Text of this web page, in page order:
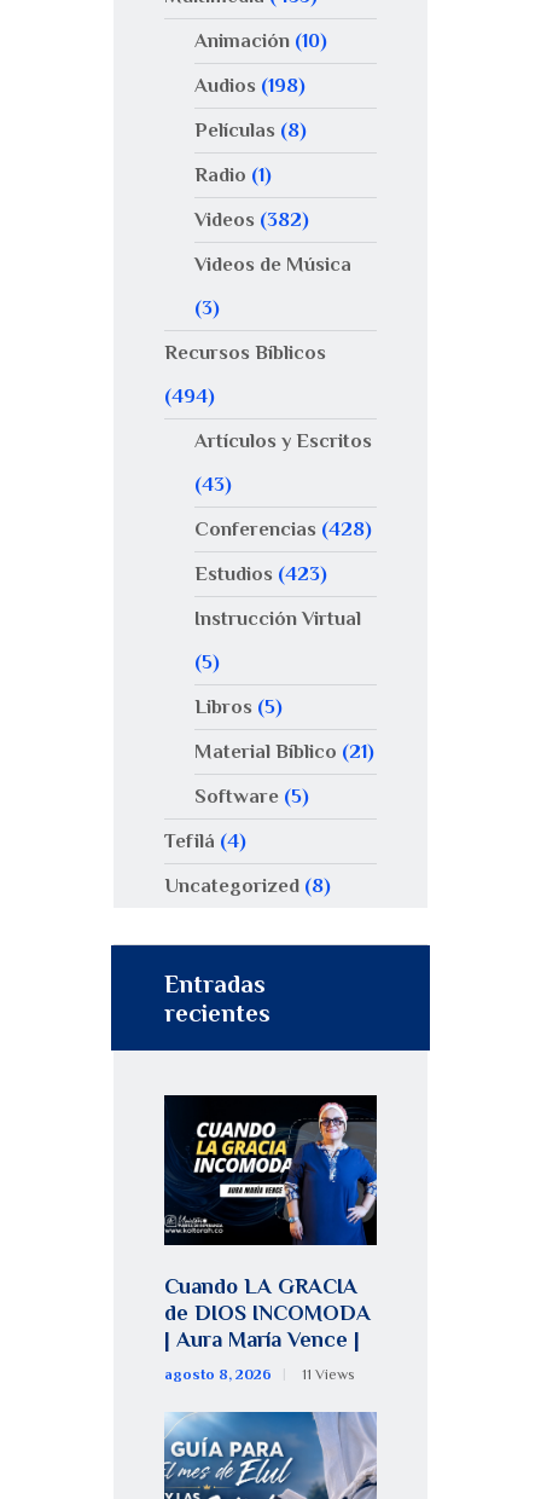
Animación(10)
Audios (198)
Películas (8)
Radio (1)
Videos (382)
Videos de Música
(3)
Recursos Bíblicos
(494)
Artículos y Escritos
(43)
Conferencias (428)
Estudios (423)
Instrucción Virtual
(5)
Libros (5)
Material Bíblico (21)
Software(5)
Tefilá (4)
Uncategorized (8)
Entradas
recientes
Cuando LA GRACIA
de DIOS INCOMODA
| Aura María Vence |
agosto 8, 2026 11 Views